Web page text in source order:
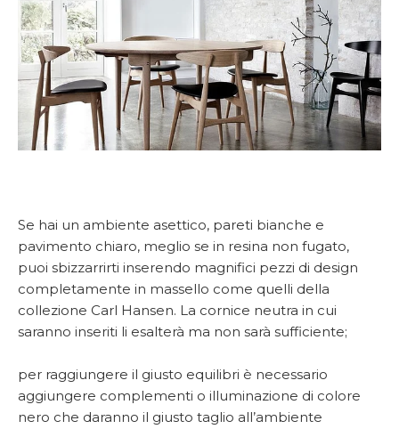
Se hai un ambiente asettico, pareti bianche e
pavimento chiaro, meglio se in resina non fugato,
puoi sbizzarrirti inserendo magnifici pezzi di design
completamente in massello come quelli della
collezione Carl Hansen. La cornice neutra in cui
saranno inseriti li esalterà ma non sarà sufficiente;
per raggiungere il giusto equilibri è necessario
aggiungere complementi o illuminazione di colore
nero che daranno il giusto taglio all’ambiente